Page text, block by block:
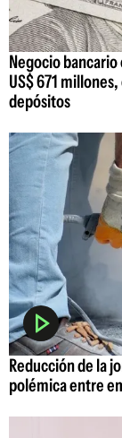
Negocio
US$ 671
depósitos
Reducción de la
polémica entre